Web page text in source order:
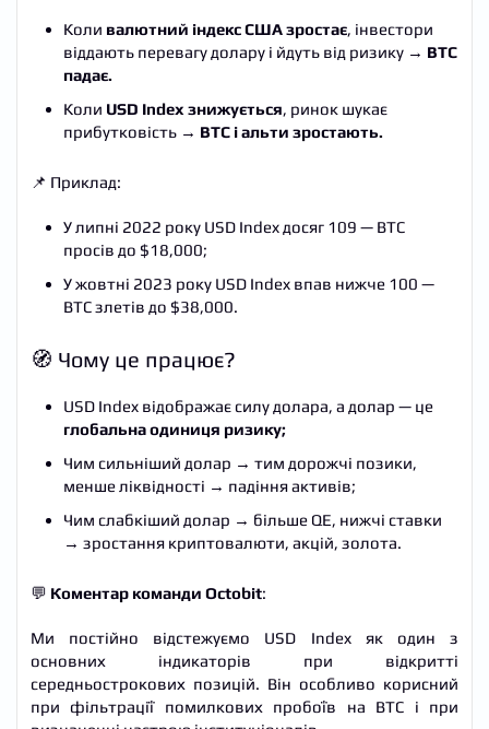
Коли валютний індекс США зростає, інвестори
віддають перевагу долару і йдуть від ризику → BTC
падає.
Коли USD Index знижується, ринок шукає
прибутковість → BTC і альти зростають.
📌 Приклад:
У липні 2022 року USD Index досяг 109 — BTC
просів до $18,000;
У жовтні 2023 року USD Index впав нижче 100 —
BTC злетів до $38,000.
🧭 Чому це працює?
USD Index відображає силу долара, а долар — це
глобальна одиниця ризику;
Чим сильніший долар → тим дорожчі позики,
менше ліквідності → падіння активів;
Чим слабкіший долар → більше QE, нижчі ставки
→ зростання криптовалюти, акцій, золота.
💬 Коментар команди Octobit:
Ми постійно відстежуємо USD Index як один з
основних індикаторів при відкритті
середньострокових позицій. Він особливо корисний
при фільтрації помилкових пробоїв на BTC і при